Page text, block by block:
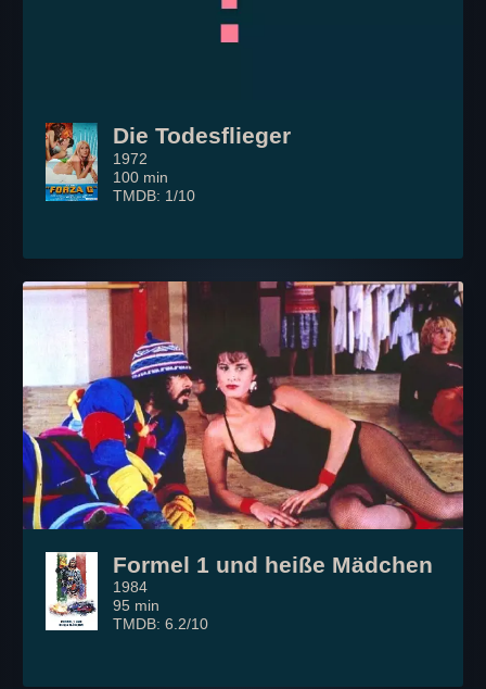
Die Todesflieger
1972
100 min
TMDB: 1/10
Formel 1 und heiße Mädchen
1984
95 min
TMDB: 6.2/10